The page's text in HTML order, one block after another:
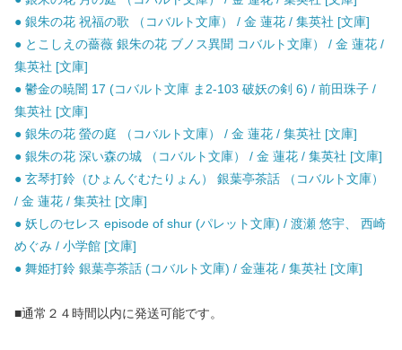
● 銀朱の花 祝福の歌 （コバルト文庫） / 金 蓮花 / 集英社 [文庫]
● とこしえの薔薇 銀朱の花 ブノス異聞 コバルト文庫） / 金 蓮花 /
集英社 [文庫]
● 鬱金の暁闇 17 (コバルト文庫 ま2-103 破妖の剣 6) / 前田珠子 /
集英社 [文庫]
● 銀朱の花 螢の庭 （コバルト文庫） / 金 蓮花 / 集英社 [文庫]
● 銀朱の花 深い森の城 （コバルト文庫） / 金 蓮花 / 集英社 [文庫]
● 玄琴打鈴（ひょんぐむたりょん） 銀葉亭茶話 （コバルト文庫）
/ 金 蓮花 / 集英社 [文庫]
● 妖しのセレス episode of shur (パレット文庫) / 渡瀬 悠宇、 西崎
めぐみ / 小学館 [文庫]
● 舞姫打鈴 銀葉亭茶話 (コバルト文庫) / 金蓮花 / 集英社 [文庫]
■通常２４時間以内に発送可能です。